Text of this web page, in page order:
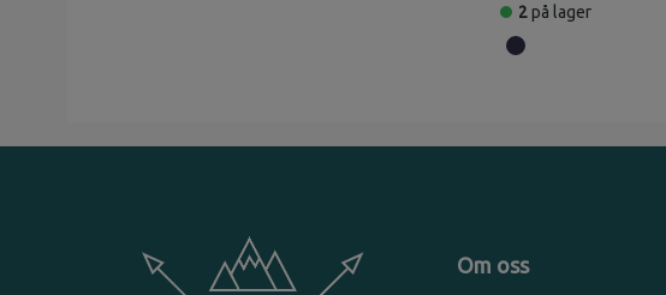
2på lager
Om oss